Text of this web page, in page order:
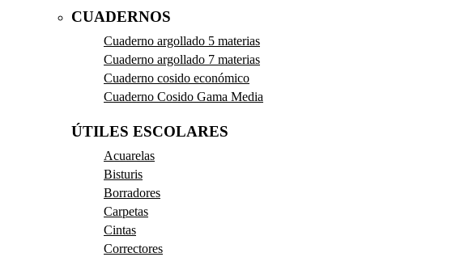
CUADERNOS
Cuaderno argollado 5 materias
Cuaderno argollado 7 materias
Cuaderno cosido económico
Cuaderno Cosido Gama Media
ÚTILES ESCOLARES
Acuarelas
Bisturis
Borradores
Carpetas
Cintas
Correctores